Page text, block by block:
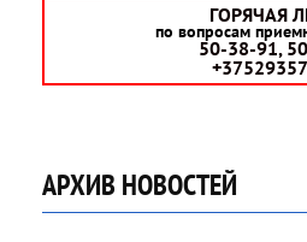
ГОРЯЧАЯ
по вопросам
50-38-91,
АРХИВ НОВОСТЕЙ